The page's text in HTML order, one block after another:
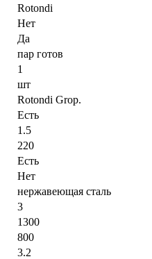
Rotondi
Нет
Да
пар готов
1
шт
Rotondi Grop.
Есть
1.5
220
Есть
Нет
нержавеющая сталь
3
1300
800
3.2